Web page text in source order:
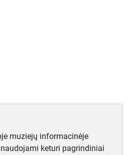
muziejų informacinėje
keturi pagrindiniai